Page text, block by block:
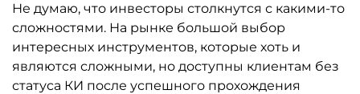
Не думаю, что инвесторы столкнутся с какими-то
сложностями. На рынке большой выбор
интересных инструментов, которые хоть и
являются сложными, но доступны клиентам без
статуса КИ после успешного прохождения